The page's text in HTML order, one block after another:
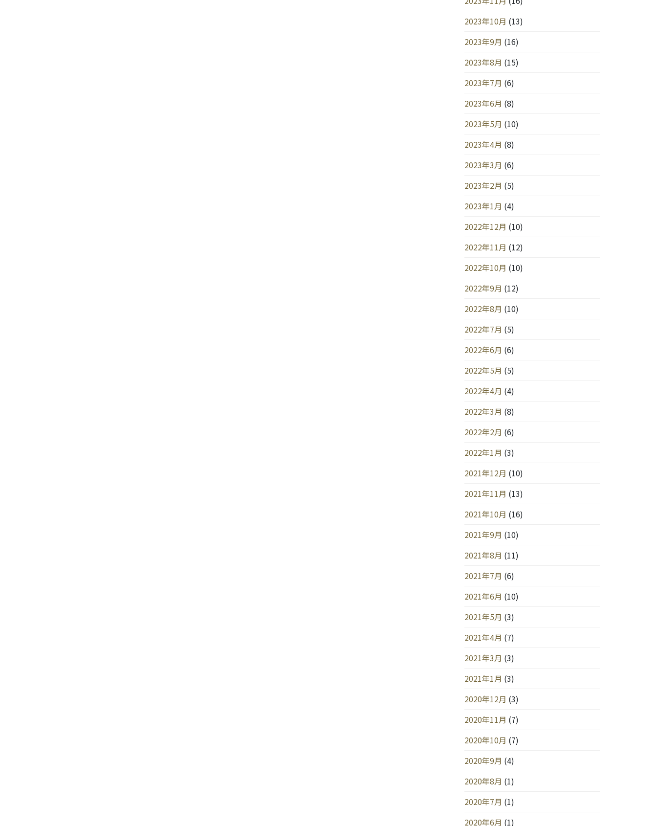
2023年10月 (13)
2023年9月 (16)
2023年8月 (15)
2023年7月 (6)
2023年6月 (8)
2023年5月 (10)
2023年4月 (8)
2023年3月 (6)
2023年2月 (5)
2023年1月 (4)
2022年12月 (10)
2022年11月 (12)
2022年10月 (10)
2022年9月 (12)
2022年8月 (10)
2022年7月 (5)
2022年6月 (6)
2022年5月 (5)
2022年4月 (4)
2022年3月 (8)
2022年2月 (6)
2022年1月 (3)
2021年12月 (10)
2021年11月 (13)
2021年10月 (16)
2021年9月 (10)
2021年8月 (11)
2021年7月 (6)
2021年6月 (10)
2021年5月 (3)
2021年4月 (7)
2021年3月 (3)
2021年1月 (3)
2020年12月 (3)
2020年11月 (7)
2020年10月 (7)
2020年9月 (4)
2020年8月 (1)
2020年7月 (1)
2020年6月 (1)